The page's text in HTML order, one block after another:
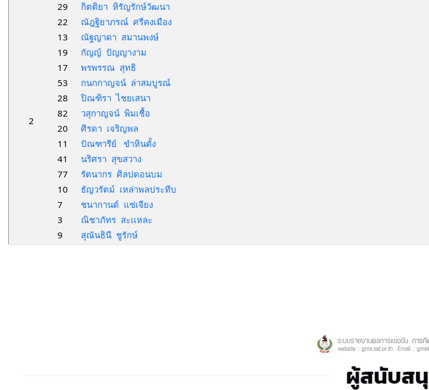
2
29
กิตติยา หิรัญรักษ์วัฒนา
22
ณัฎฐิยาภรณ์ ศรีคงเมือง
13
ณัฐญาดา สมานพงษ์
19
กัญญ์ ปัญญางาม
17
พรพรรณ สุทธิ
53
กนกกาญจน์ ล่าสมบูรณ์
28
ปิณฑิรา ไชยเสนา
82
วสุกาญจน์ พิมเชื้อ
20
ศิรดา เจริญพล
11
ปัณฑารีย์ ขำหินตั้ง
41
นริศรา สุขสวาง
77
รัตนากร ศิลปดอนบม
10
ธัญวรัตม์ เหล่าพลประทีบ
7
ชนากานต์ แซ่เจียง
3
ณิชาภัทร สะเเหละ
9
สุณันธินี ชูรักษ์